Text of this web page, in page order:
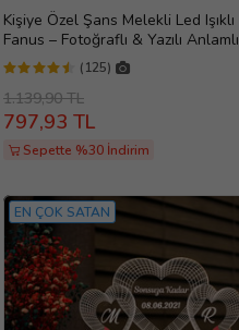
Kişiye Özel Şans Melekli Led Işıklı
Fanus – Fotoğraflı & Yazılı Anlamlı
Hediye
(125)
1.139,90 TL
797,93 TL
Sepette %30 İndirim
EN ÇOK SATAN